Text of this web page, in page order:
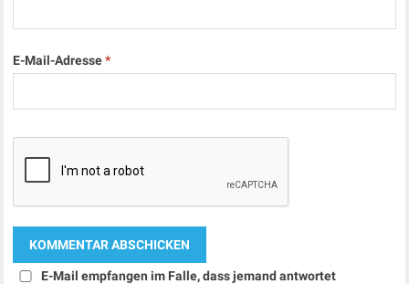
E-Mail-Adresse*
E-Mail empfangen im Falle, dass jemand antwortet